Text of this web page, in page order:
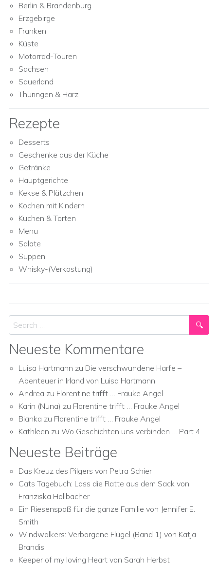
Berlin & Brandenburg
Erzgebirge
Franken
Küste
Motorrad-Touren
Sachsen
Sauerland
Thüringen & Harz
Rezepte
Desserts
Geschenke aus der Küche
Getränke
Hauptgerichte
Kekse & Plätzchen
Kochen mit Kindern
Kuchen & Torten
Menu
Salate
Suppen
Whisky-(Verkostung)
Search
Neueste Kommentare
Luisa Hartmann zu Die verschwundene Harfe –
Abenteuer in Irland von Luisa Hartmann
Andrea zu Florentine trifft … Frauke Angel
Karin (Nuna) zu Florentine trifft … Frauke Angel
Bianka zu Florentine trifft … Frauke Angel
Kathleen zu Wo Geschichten uns verbinden … Part 4
Neueste Beiträge
Das Kreuz des Pilgers von Petra Schier
Cats Tagebuch: Lass die Ratte aus dem Sack von
Franziska Höllbacher
Ein Riesenspaß für die ganze Familie von Jennifer E.
Smith
Windwalkers: Verborgene Flügel (Band 1) von Katja
Brandis
Keeper of my loving Heart von Sarah Herbst